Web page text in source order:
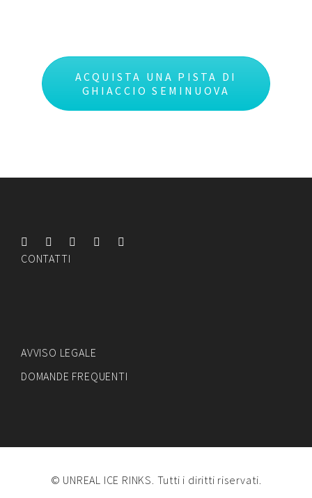
ACQUISTA UNA PISTA DI
GHIACCIO SEMINUOVA
CONTATTI
AVVISO LEGALE
DOMANDE FREQUENTI
© UNREAL ICE RINKS. Tutti i diritti riservati.